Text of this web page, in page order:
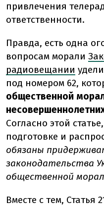
привлечения
ответственности.
Правда, есть одна
вопросам морали
радиовещании
под номером 62,
общественной
Согласно этой
подготовке и
обязаны
законодательства
общественной
Вместе с тем, Статья